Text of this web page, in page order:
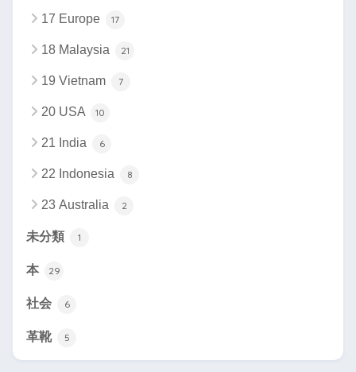
17 Europe 17
18 Malaysia 21
19 Vietnam 7
20 USA 10
21 India 6
22 Indonesia 8
23 Australia 2
未分類 1
本 29
社会 6
革靴 5